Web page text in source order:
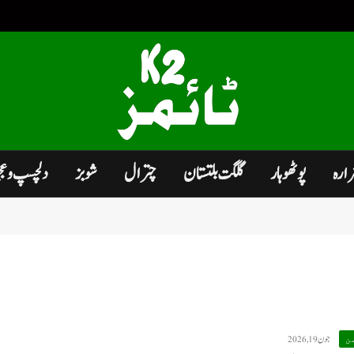
پوٹھوہار گلگت بلتستان چترال شوبز دلچسپ و
جون 19, 2026